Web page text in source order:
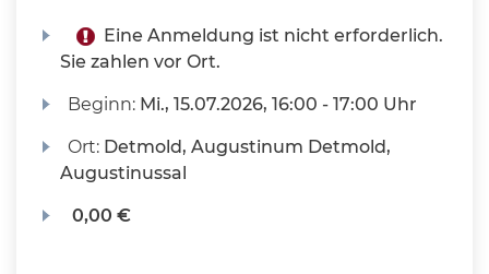
Eine Anmeldung ist nicht erforderlich.
Sie zahlen vor Ort.
Beginn: Mi., 15.07.2026, 16:00 - 17:00 Uhr
Ort: Detmold, Augustinum Detmold,
Augustinussal
0,00 €